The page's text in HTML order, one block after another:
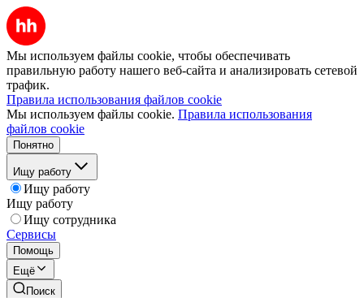
Мы используем файлы cookie, чтобы обеспечивать
правильную работу нашего веб-сайта и анализировать сетевой
трафик.
Правила использования файлов cookie
Мы используем файлы cookie. Правила использования
файлов cookie
Понятно
Ищу работу
Ищу работу
Ищу работу
Ищу сотрудника
Сервисы
Помощь
Ещё
Поиск